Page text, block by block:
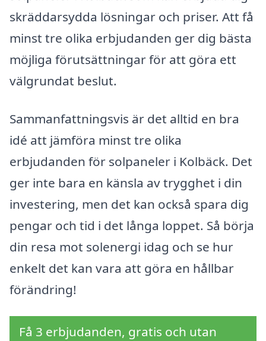
skräddarsydda lösningar och priser. Att få
minst tre olika erbjudanden ger dig bästa
möjliga förutsättningar för att göra ett
välgrundat beslut.
Sammanfattningsvis är det alltid en bra
idé att jämföra minst tre olika
erbjudanden för solpaneler i Kolbäck. Det
ger inte bara en känsla av trygghet i din
investering, men det kan också spara dig
pengar och tid i det långa loppet. Så börja
din resa mot solenergi idag och se hur
enkelt det kan vara att göra en hållbar
förändring!
Få 3 erbjudanden, gratis och utan